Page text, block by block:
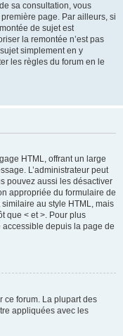
sa consultation, vous
page. Par ailleurs, si
de sujet est
la remontée n’est pas
simplement en y
les règles du forum en le
HTML, offrant un large
L’administrateur peut
pouvez aussi les désactiver
appropriée du formulaire de
au style HTML, mais
que < et >. Pour plus
accessible depuis la page de
ce forum. La plupart des
appliquées avec les